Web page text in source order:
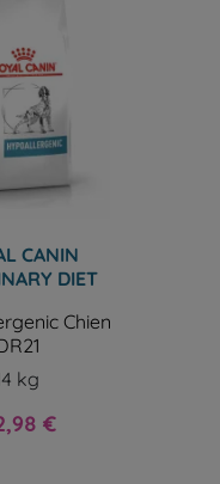
CANIN
DIET
Chien
kg
€